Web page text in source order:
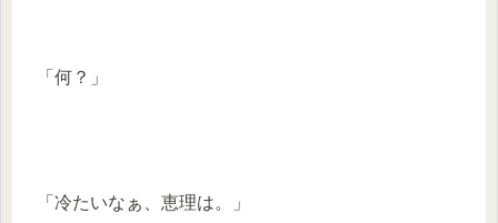
「何？」
「冷たいなぁ、恵理は。」